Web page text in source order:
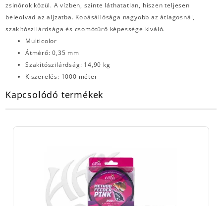
zsinórok közül. A vízben, szinte láthatatlan, hiszen teljesen
beleolvad az aljzatba. Kopásállósága nagyobb az átlagosnál,
szakítószilárdsága és csomótűrő képessége kiváló.
Multicolor
Átmérő: 0,35 mm
Szakítószilárdság: 14,90 kg
Kiszerelés: 1000 méter
Kapcsolódó termékek